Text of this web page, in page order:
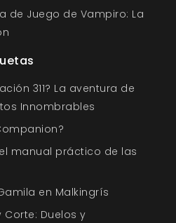
de Juego de Vampiro: La
311? La aventura de
Innombrables
el manual práctico de las
en Malkingrís
Corte: Duelos y